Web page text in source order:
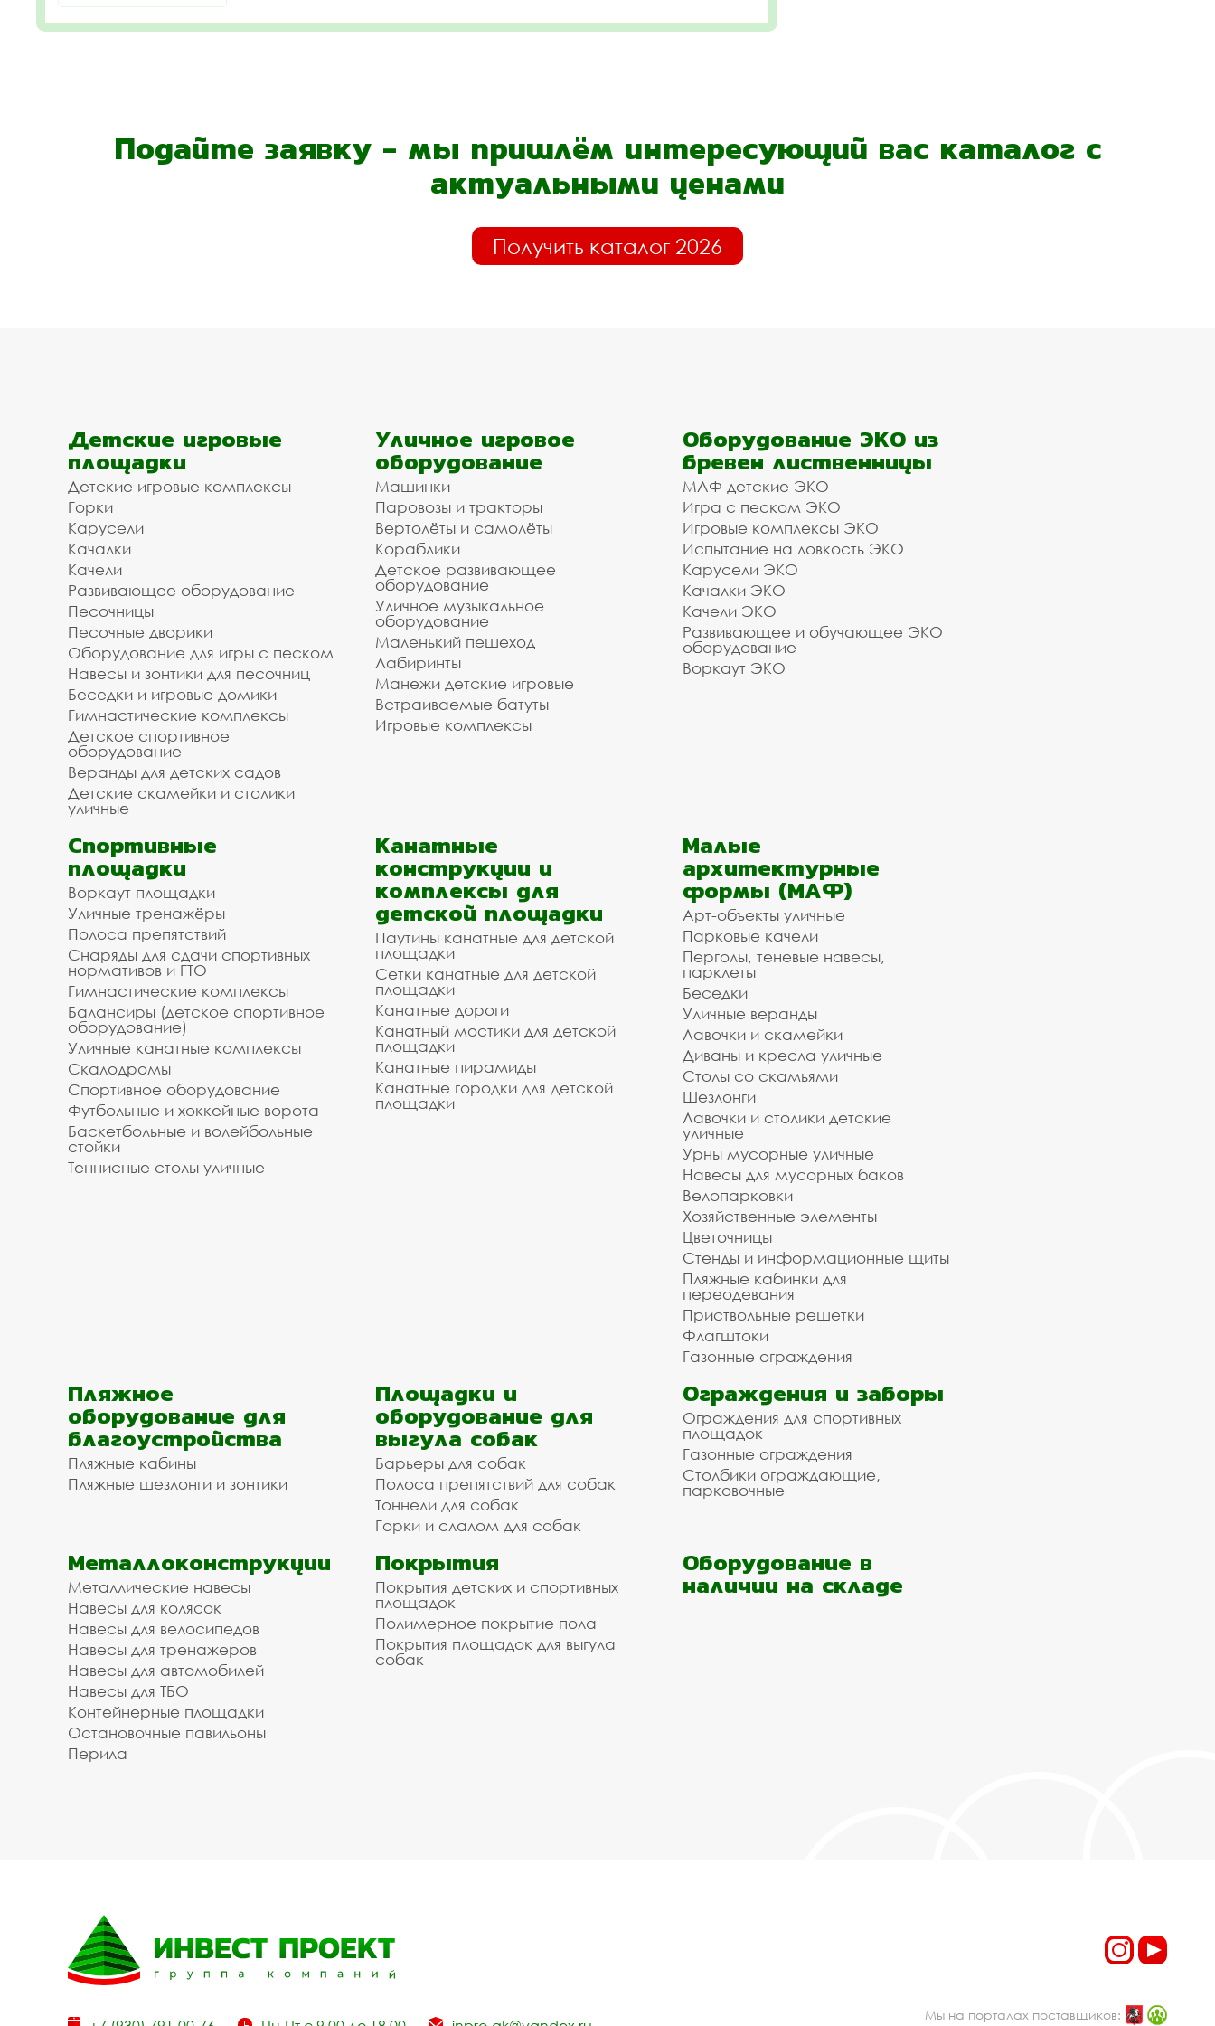
Подайте заявку - мы пришлём интересующий вас каталог с
актуальными ценами
Получить каталог 2026
Детские игровые
площадки
Детские игровые комплексы
Горки
Карусели
Качалки
Качели
Развивающее оборудование
Песочницы
Песочные дворики
Оборудование для игры с песком
Навесы и зонтики для песочниц
Беседки и игровые домики
Гимнастические комплексы
Детское спортивное
оборудование
Веранды для детских садов
Детские скамейки и столики
уличные
Уличное игровое
оборудование
Машинки
Паровозы и тракторы
Вертолёты и самолёты
Кораблики
Детское развивающее
оборудование
Уличное музыкальное
оборудование
Маленький пешеход
Лабиринты
Манежи детские игровые
Встраиваемые батуты
Игровые комплексы
Оборудование ЭКО из
бревен лиственницы
МАФ детские ЭКО
Игра с песком ЭКО
Игровые комплексы ЭКО
Испытание на ловкость ЭКО
Карусели ЭКО
Качалки ЭКО
Качели ЭКО
Развивающее и обучающее ЭКО
оборудование
Воркаут ЭКО
Спортивные
площадки
Воркаут площадки
Уличные тренажёры
Полоса препятствий
Снаряды для сдачи спортивных
нормативов и ГТО
Гимнастические комплексы
Балансиры (детское спортивное
оборудование)
Уличные канатные комплексы
Скалодромы
Спортивное оборудование
Футбольные и хоккейные ворота
Баскетбольные и волейбольные
стойки
Теннисные столы уличные
Канатные
конструкции и
комплексы для
детской площадки
Паутины канатные для детской
площадки
Сетки канатные для детской
площадки
Канатные дороги
Канатный мостики для детской
площадки
Канатные пирамиды
Канатные городки для детской
площадки
Малые
архитектурные
формы (МАФ)
Арт-объекты уличные
Парковые качели
Перголы, теневые навесы,
парклеты
Беседки
Уличные веранды
Лавочки и скамейки
Диваны и кресла уличные
Столы со скамьями
Шезлонги
Лавочки и столики детские
уличные
Урны мусорные уличные
Навесы для мусорных баков
Велопарковки
Хозяйственные элементы
Цветочницы
Стенды и информационные щиты
Пляжные кабинки для
переодевания
Приствольные решетки
Флагштоки
Газонные ограждения
Пляжное
оборудование для
благоустройства
Пляжные кабины
Пляжные шезлонги и зонтики
Площадки и
оборудование для
выгула собак
Барьеры для собак
Полоса препятствий для собак
Тоннели для собак
Горки и слалом для собак
Ограждения и заборы
Ограждения для спортивных
площадок
Газонные ограждения
Столбики ограждающие,
парковочные
Металлоконструкции
Металлические навесы
Навесы для колясок
Навесы для велосипедов
Навесы для тренажеров
Навесы для автомобилей
Навесы для ТБО
Контейнерные площадки
Остановочные павильоны
Перила
Покрытия
Покрытия детских и спортивных
площадок
Полимерное покрытие пола
Покрытия площадок для выгула
собак
Оборудование в
наличии на складе
Мы на порталах поставщиков: